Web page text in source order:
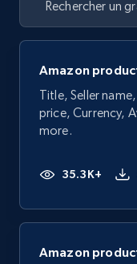
Amazon
Title, Seller
price, Currency,
more.
35.3K+
Amazon